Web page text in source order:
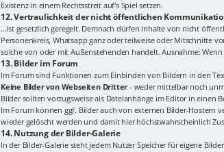
Existenz in einem Rechtsstreit auf's Spiel setzen.
12. Vertraulichkeit der nicht öffentlichen
...ist gesetzlich geregelt. Demnach dürfen Inhalte von nicht
Personenkreis, Whatsapp ganz oder teilweise oder Mitschnitte
solche von oder mit Außenstehenden handelt. Ausnahme:
13. Bilder im Forum
Im Forum sind Funktionen zum Einbinden von Bildern in den
Keine Bilder von Webseiten Dritter - weder mittelbar noch
Bilder sollten vorzugsweise als Dateianhänge im Editor in einen
Im Forum können ggf. Bilder auch von externen Bilder-Hostern
wieder gelöscht werden und damit hier höchstwahrscheinlich
14. Nutzung der Bilder-Galerie
In der Bilder-Galerie steht jedem Nutzer Speicher für eigene